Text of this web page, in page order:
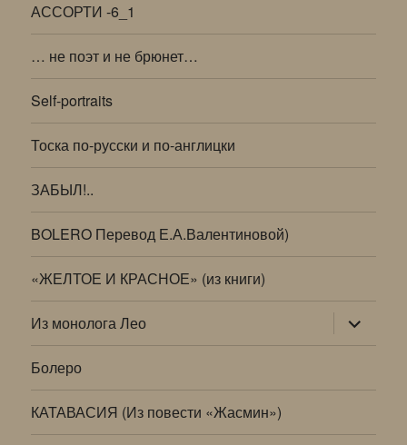
АССОРТИ -6_1
… не поэт и не брюнет…
Self-portraits
Тоска по-русски и по-англицки
ЗАБЫЛ!..
BOLERO Перевод Е.А.Валентиновой)
«ЖЕЛТОЕ И КРАСНОЕ» (из книги)
Из монолога Лео раскрыть
дочернее
меню
Болеро
КАТАВАСИЯ (Из повести «Жасмин»)